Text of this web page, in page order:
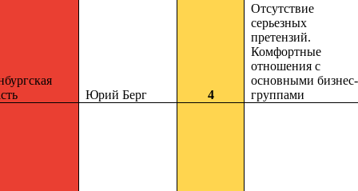
Юрий Берг 4
Отсутствие
серьезных
претензий.
Комфортные
отношения с
основными бизнес-
группами